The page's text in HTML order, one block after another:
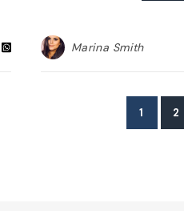
Marina Smith
1 2